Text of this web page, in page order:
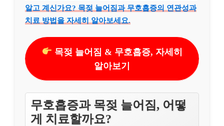
알고 계신가요? 목젖 늘어짐과 무호흡증의 연관성과
치료 방법을 자세히 알아보세요.
목젖 늘어짐 & 무호흡증, 자세히
알아보기
무호흡증과 목젖 늘어짐, 어떻
게 치료할까요?